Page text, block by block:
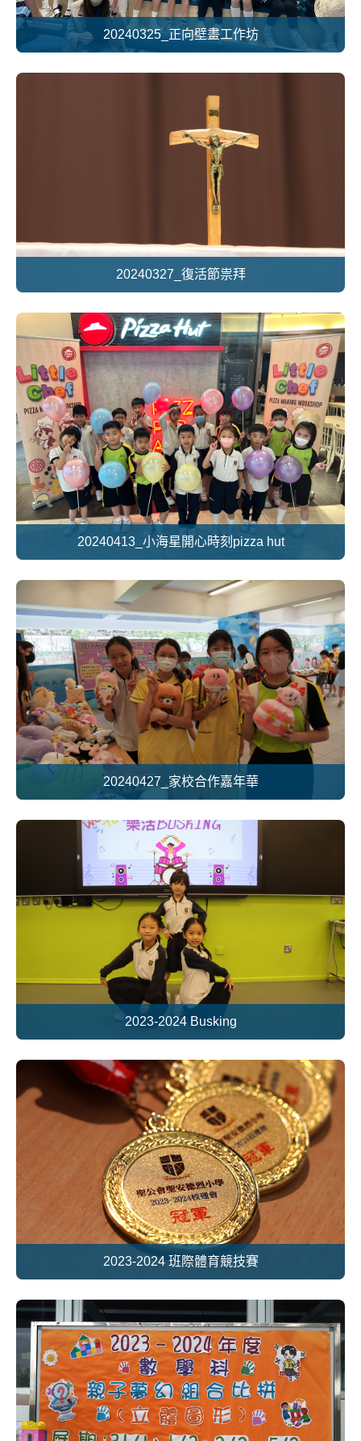
20240325_正向壁畫工作坊
20240327_復活節祟拜
20240413_小海星開心時刻pizza hut
20240427_家校合作嘉年華
2023-2024 Busking
2023-2024 班際體育競技賽